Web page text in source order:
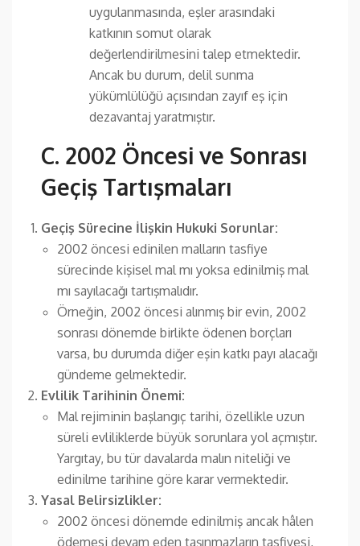
uygulanmasında, eşler arasındaki
katkının somut olarak
değerlendirilmesini talep etmektedir.
Ancak bu durum, delil sunma
yükümlülüğü açısından zayıf eş için
dezavantaj yaratmıştır.
C. 2002 Öncesi ve Sonrası
Geçiş Tartışmaları
Geçiş Sürecine İlişkin Hukuki Sorunlar:
2002 öncesi edinilen malların tasfiye
sürecinde kişisel mal mı yoksa edinilmiş mal
mı sayılacağı tartışmalıdır.
Örneğin, 2002 öncesi alınmış bir evin, 2002
sonrası dönemde birlikte ödenen borçları
varsa, bu durumda diğer eşin katkı payı alacağı
gündeme gelmektedir.
Evlilik Tarihinin Önemi:
Mal rejiminin başlangıç tarihi, özellikle uzun
süreli evliliklerde büyük sorunlara yol açmıştır.
Yargıtay, bu tür davalarda malın niteliği ve
edinilme tarihine göre karar vermektedir.
Yasal Belirsizlikler:
2002 öncesi dönemde edinilmiş ancak hâlen
ödemesi devam eden taşınmazların tasfiyesi,